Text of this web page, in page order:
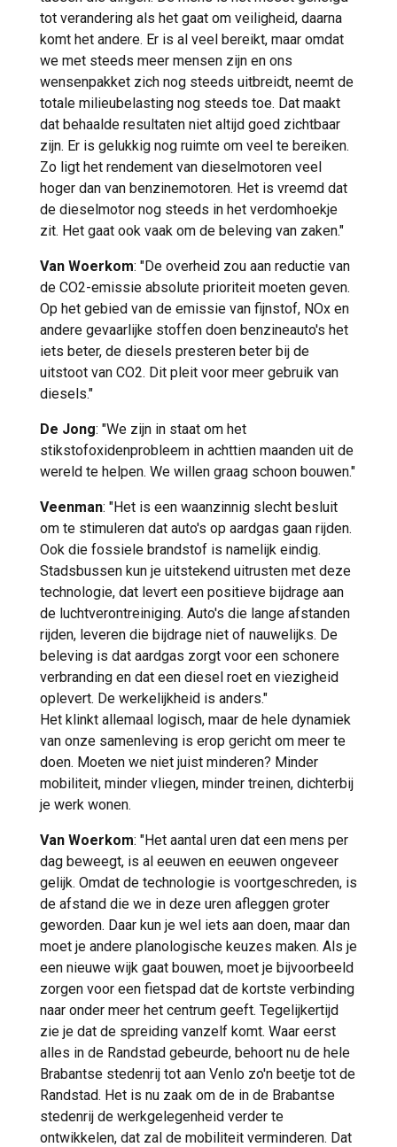
tot verandering als het gaat om veiligheid, daarna
komt het andere. Er is al veel bereikt, maar omdat
we met steeds meer mensen zijn en ons
wensenpakket zich nog steeds uitbreidt, neemt de
totale milieubelasting nog steeds toe. Dat maakt
dat behaalde resultaten niet altijd goed zichtbaar
zijn. Er is gelukkig nog ruimte om veel te bereiken.
Zo ligt het rendement van dieselmotoren veel
hoger dan van benzinemotoren. Het is vreemd dat
de dieselmotor nog steeds in het verdomhoekje
zit. Het gaat ook vaak om de beleving van zaken."
Van Woerkom: "De overheid zou aan reductie van
de CO2-emissie absolute prioriteit moeten geven.
Op het gebied van de emissie van fijnstof, NOx en
andere gevaarlijke stoffen doen benzineauto's het
iets beter, de diesels presteren beter bij de
uitstoot van CO2. Dit pleit voor meer gebruik van
diesels."
De Jong: "We zijn in staat om het
stikstofoxidenprobleem in achttien maanden uit de
wereld te helpen. We willen graag schoon bouwen."
Veenman: "Het is een waanzinnig slecht besluit
om te stimuleren dat auto's op aardgas gaan rijden.
Ook die fossiele brandstof is namelijk eindig.
Stadsbussen kun je uitstekend uitrusten met deze
technologie, dat levert een positieve bijdrage aan
de luchtverontreiniging. Auto's die lange afstanden
rijden, leveren die bijdrage niet of nauwelijks. De
beleving is dat aardgas zorgt voor een schonere
verbranding en dat een diesel roet en viezigheid
oplevert. De werkelijkheid is anders."
Het klinkt allemaal logisch, maar de hele dynamiek
van onze samenleving is erop gericht om meer te
doen. Moeten we niet juist minderen? Minder
mobiliteit, minder vliegen, minder treinen, dichterbij
je werk wonen.
Van Woerkom: "Het aantal uren dat een mens per
dag beweegt, is al eeuwen en eeuwen ongeveer
gelijk. Omdat de technologie is voortgeschreden, is
de afstand die we in deze uren afleggen groter
geworden. Daar kun je wel iets aan doen, maar dan
moet je andere planologische keuzes maken. Als je
een nieuwe wijk gaat bouwen, moet je bijvoorbeeld
zorgen voor een fietspad dat de kortste verbinding
naar onder meer het centrum geeft. Tegelijkertijd
zie je dat de spreiding vanzelf komt. Waar eerst
alles in de Randstad gebeurde, behoort nu de hele
Brabantse stedenrij tot aan Venlo zo'n beetje tot de
Randstad. Het is nu zaak om de in de Brabantse
stedenrij de werkgelegenheid verder te
ontwikkelen, dat zal de mobiliteit verminderen. Dat